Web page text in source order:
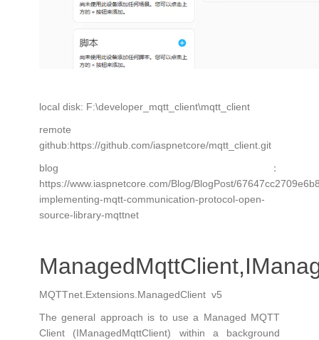
local disk: F:\developer_mqtt_client\mqtt_client
remote
github:https://github.com/iaspnetcore/mqtt_client.git
blog：
https://www.iaspnetcore.com/Blog/BlogPost/
implementing-mqtt-communication-protocol-open-
source-library-mqttnet
MQTTnet.Extensions.ManagedClient v5
The general approach is to use a Managed MQTT
Client (IManagedMqttClient) within a background